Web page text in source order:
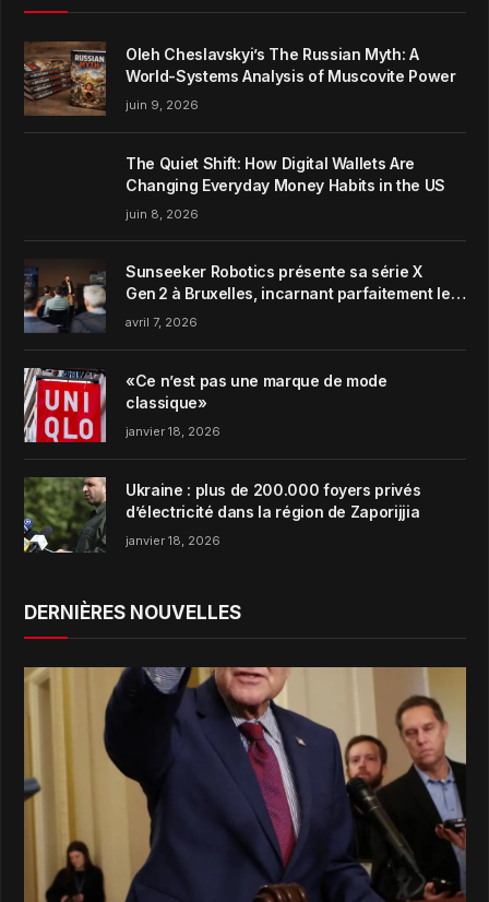
Oleh Cheslavskyi’s The Russian Myth: A
World-Systems Analysis of Muscovite Power
juin 9, 2026
The Quiet Shift: How Digital Wallets Are
Changing Everyday Money Habits in the US
juin 8, 2026
Sunseeker Robotics présente sa série X
Gen 2 à Bruxelles, incarnant parfaitement le
concept de Garden Harmony de la marque
avril 7, 2026
«Ce n’est pas une marque de mode
classique»
janvier 18, 2026
Ukraine : plus de 200.000 foyers privés
d’électricité dans la région de Zaporijjia
janvier 18, 2026
DERNIÈRES NOUVELLES